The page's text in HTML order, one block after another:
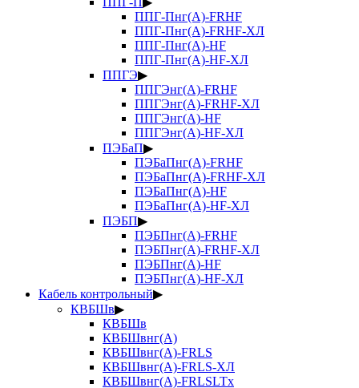
ППГ-Пнг(А)-FRHF
ППГ-Пнг(А)-FRHF-ХЛ
ППГ-Пнг(А)-HF
ППГ-Пнг(А)-HF-ХЛ
ППГЭ▶
ППГЭнг(А)-FRHF
ППГЭнг(А)-FRHF-ХЛ
ППГЭнг(А)-HF
ППГЭнг(А)-HF-ХЛ
ПЭБаП▶
ПЭБаПнг(А)-FRHF
ПЭБаПнг(А)-FRHF-ХЛ
ПЭБаПнг(А)-HF
ПЭБаПнг(А)-HF-ХЛ
ПЭБП▶
ПЭБПнг(А)-FRHF
ПЭБПнг(А)-FRHF-ХЛ
ПЭБПнг(А)-HF
ПЭБПнг(А)-HF-ХЛ
Кабель контрольный▶
КВБШв▶
КВБШв
КВБШвнг(А)
КВБШвнг(А)-FRLS
КВБШвнг(А)-FRLS-ХЛ
КВБШвнг(А)-FRLSLTx